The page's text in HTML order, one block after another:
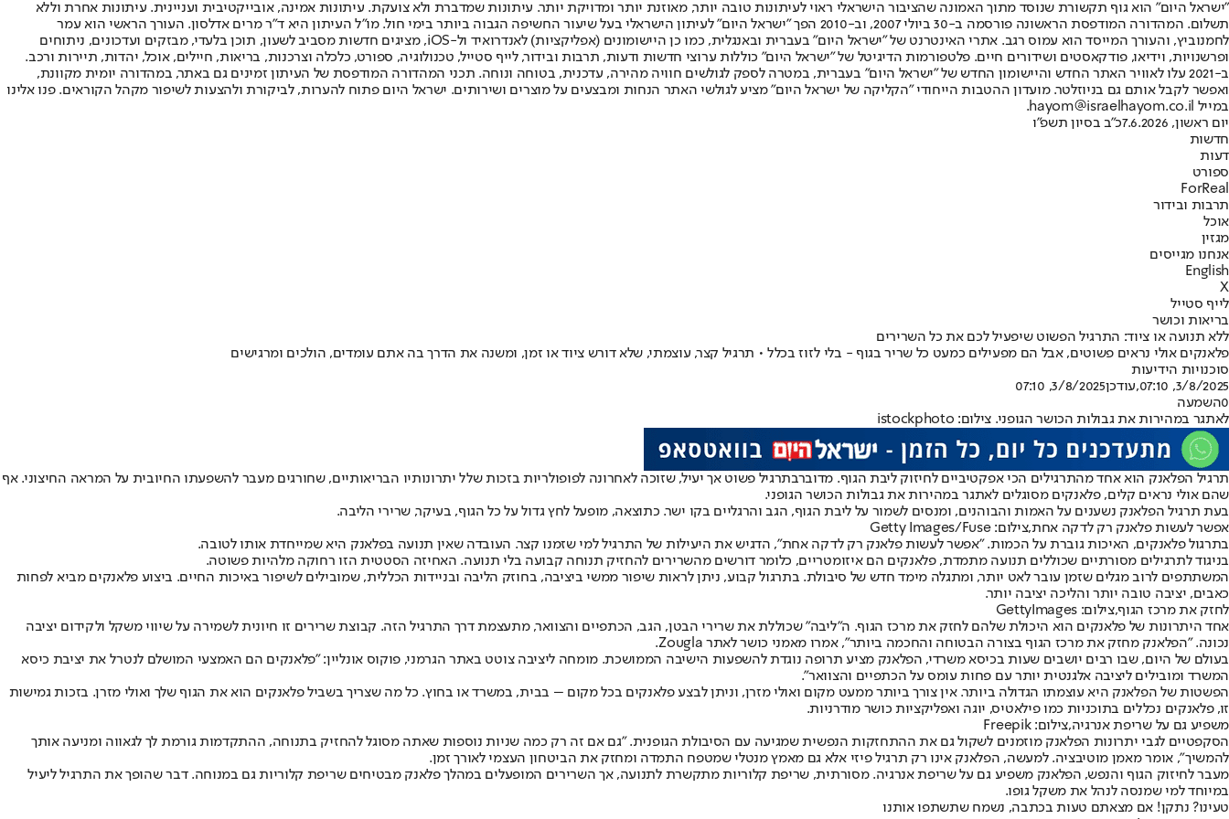
"ישראל היום" הוא גוף תקשורת שנוסד מתוך האמונה שהציבור הישראלי ראוי לעיתונות טובה יותר, מאוזנת יותר ומדויקת יותר. עיתונות שמדברת ולא צועקת. עיתונות אמינה, אובייקטיבית ועניינית. עיתונות אחרת וללא
תשלום. המהדורה המודפסת הראשונה פורסמה ב-30 ביולי 2007, וב-2010 הפך "ישראל היום" לעיתון הישראלי בעל שיעור החשיפה הגבוה ביותר בימי חול. מו"ל העיתון היא ד"ר מרים אדלסון. העורך הראשי הוא עמר
לחמנוביץ, והעורך המייסד הוא עמוס רגב. אתרי האינטרנט של "ישראל היום" בעברית ובאנגלית, כמו כן היישומונים (אפליקציות) לאנדרואיד ול-iOS, מציגים חדשות מסביב לשעון, תוכן בלעדי, מבזקים ועדכונים, ניתוחים
ופרשנויות, וידיאו, פודקאסטים ושידורים חיים. פלטפורמות הדיגיטל של "ישראל היום" כוללות ערוצי חדשות ודעות, תרבות ובידור, לייף סטייל, טכנולוגיה, ספורט, כלכלה וצרכנות, בריאות, חיילים, אוכל, יהדות, תיירות ורכב.
ב-2021 עלו לאוויר האתר החדש והיישומון החדש של "ישראל היום" בעברית, במטרה לספק לגולשים חוויה מהירה, עדכנית, בטוחה ונוחה. תכני המהדורה המודפסת של העיתון זמינים גם באתר, במהדורה יומית מקוונת,
ואפשר לקבל אותם גם בניוזלטר. מועדון ההטבות הייחודי "הקליקה של ישראל היום" מציע לגולשי האתר הנחות ומבצעים על מוצרים ושירותים. ישראל היום פתוח להערות, לביקורת ולהצעות לשיפור מקהל הקוראים. פנו אלינו
במייל hayom@israelhayom.co.il.
יום ראשון, 7.6.2026
כ"ב בסיון תשפ"ו
חדשות
דעות
ספורט
ForReal
תרבות ובידור
אוכל
מגזין
אנחנו מגייסים
English
X
לייף סטייל
בריאות וכושר
ללא תנועה או ציוד: התרגיל הפשוט שיפעיל לכם את כל השרירים
פלאנקים אולי נראים פשוטים, אבל הם מפעילים כמעט כל שריר בגוף - בלי לזוז בכלל • תרגיל קצר, עוצמתי, שלא דורש ציוד או זמן, ומשנה את הדרך בה אתם עומדים, הולכים ומרגישים
סוכנויות הידיעות
3/8/2025, 07:10
,עודכן3/8/2025, 07:10
0השמעה
לאתגר במהירות את גבולות הכושר הגופני. צילום: istockphoto
תרגיל הפלאנק הוא אחד מהתרגילים הכי אפקטיביים לחיזוק ליבת הגוף. מדוברבתרגיל פשוט אך יעיל, שזוכה לאחרונה לפופולריות בזכות שלל יתרונותיו הבריאותיים, שחורגים מעבר להשפעתו החיובית על המראה החיצוני. אף
שהם אולי נראים קלים, פלאנקים מסוגלים לאתגר במהירות את גבולות הכושר הגופני.
בעת תרגיל הפלאנק נשענים על האמות והבוהנים, ומנסים לשמור על ליבת הגוף, הגב והרגליים בקו ישר. כתוצאה, מופעל לחץ גדול על כל הגוף, בעיקר, שרירי הליבה.
אפשר לעשות פלאנק רק לדקה אחת,צילום: Getty Images/Fuse
בתרגול פלאנקים, האיכות גוברת על הכמות. "אפשר לעשות פלאנק רק לדקה אחת", הדגיש את היעילות של התרגיל למי שזמנו קצר. העובדה שאין תנועה בפלאנק היא שמייחדת אותו לטובה.
בניגוד לתרגילים מסורתיים שכוללים תנועה מתמדת, פלאנקים הם איזומטריים, כלומר דורשים מהשרירים להחזיק תנוחה קבועה בלי תנועה. האחיזה הסטטית הזו רחוקה מלהיות פשוטה.
המשתתפים לרוב מגלים שזמן עובר לאט יותר, ומתגלה מימד חדש של סיבולת. בתרגול קבוע, ניתן לראות שיפור ממשי ביציבה, בחוזק הליבה ובניידות הכללית, שמובילים לשיפור באיכות החיים. ביצוע פלאנקים מביא לפחות
כאבים, יציבה טובה יותר והליכה יציבה יותר.
לחזק את מרכז הגוף,צילום: GettyImages
אחד היתרונות של פלאנקים הוא היכולת שלהם לחזק את מרכז הגוף. ה"ליבה" שכוללת את שרירי הבטן, הגב, הכתפיים והצוואר, מתעצמת דרך התרגיל הזה. קבוצת שרירים זו חיונית לשמירה על שיווי משקל ולקידום יציבה
נכונה. "הפלאנק מחזק את מרכז הגוף בצורה הבטוחה והחכמה ביותר", אמרו מאמני כושר לאתר Zougla.
בעולם של היום, שבו רבים יושבים שעות בכיסא משרדי, הפלאנק מציע תרופה נוגדת להשפעות הישיבה הממושכת. מומחה ליציבה צוטט באתר הגרמני, פוקוס אונליין: "פלאנקים הם האמצעי המושלם לנטרל את יציבת כיסא
המשרד ומובילים ליציבה אלגנטית יותר עם פחות עומס על הכתפיים והצוואר".
הפשטות של הפלאנק היא עוצמתו הגדולה ביותר. אין צורך ביותר ממעט מקום ואולי מזרן, וניתן לבצע פלאנקים בכל מקום – בבית, במשרד או בחוץ. כל מה שצריך בשביל פלאנקים הוא את הגוף שלך ואולי מזרן. בזכות גמישות
זו, פלאנקים נכללים בתוכניות כמו פילאטיס, יוגה ואפליקציות כושר מודרניות.
משפיע גם על שריפת אנרגיה,צילום: Freepik
הסקפטיים לגבי יתרונות הפלאנק מוזמנים לשקול גם את ההתחזקות הנפשית שמגיעה עם הסיבולת הגופנית. "גם אם זה רק כמה שניות נוספות שאתה מסוגל להחזיק בתנוחה, ההתקדמות גורמת לך לגאווה ומניעה אותך
להמשיך", אומר מאמן מוטיבציה. למעשה, הפלאנק אינו רק תרגיל פיזי אלא גם מאמץ מנטלי שמטפח התמדה ומחזק את הביטחון העצמי לאורך זמן.
מעבר לחיזוק הגוף והנפש, הפלאנק משפיע גם על שריפת אנרגיה. מסורתית, שריפת קלוריות מתקשרת לתנועה, אך השרירים המופעלים במהלך פלאנק מבטיחים שריפת קלוריות גם במנוחה. דבר שהופך את התרגיל ליעיל
במיוחד למי שמנסה לנהל את משקל גופו.
טעינו? נתקן! אם מצאתם טעות בכתבה, נשמח שתשתפו אותנו